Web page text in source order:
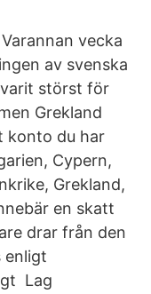
vecka
av svenska
störst för
Grekland
konto du har
Cypern,
Grekland,
en skatt
drar från den
enligt
Lag